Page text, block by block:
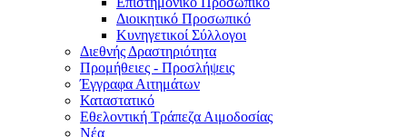
Διοικητικό Προσωπικό
Κυνηγετικοί Σύλλογοι
Διεθνής Δραστηριότητα
Προμήθειες - Προσλήψεις
Έγγραφα Αιτημάτων
Καταστατικό
Εθελοντική Τράπεζα Αιμοδοσίας
Νέα